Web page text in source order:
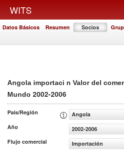
WITS
Datos Básicos Resumen Socios
Angola importaci n Valor del
Mundo 2002-2006
País/Región
Angola
Año
2002-2006
Flujo comercial
Importación